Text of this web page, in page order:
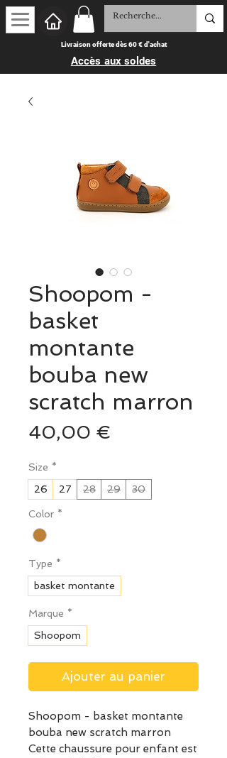
Livraison offerte dès 60 € d'achat
Accès aux soldes
Shoopom -
basket
montante
bouba new
scratch marron
40,00 €
Size *
26
27 28 29 30
Color *
Type *
basket montante
Marque *
Shoopom
Ajouter au panier
Shoopom - basket montante
bouba new scratch marron
Cette chaussure pour enfant est